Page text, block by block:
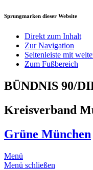
Sprungmarken dieser Website
Direkt zum Inhalt
Zur Navigation
Seitenleiste mit
Zum Fußbereich
BÜNDNIS 90/
Kreisverband
Grüne München
Menü
Menü schließen